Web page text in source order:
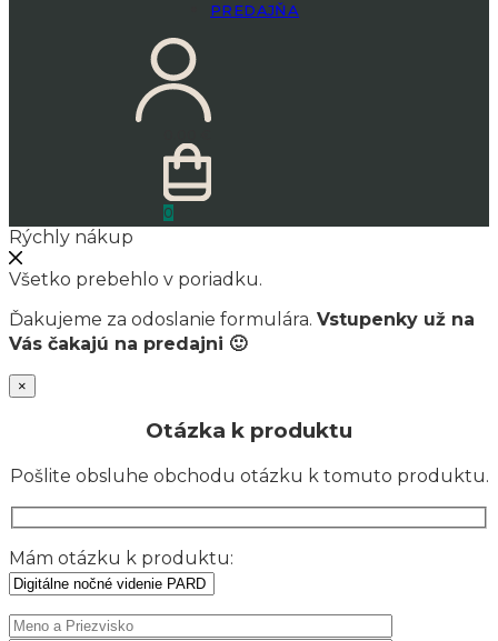
PREDAJŇA
0
Rýchly nákup
Všetko prebehlo v poriadku.
Ďakujeme za odoslanie formulára. Vstupenky už na
Vás čakajú na predajni 🙂
×
Otázka k produktu
Pošlite obsluhe obchodu otázku k tomuto produktu.
Mám otázku k produktu: